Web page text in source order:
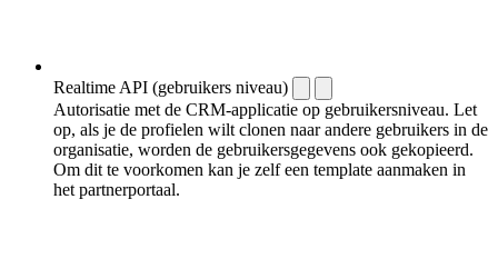
Realtime API (gebruikers niveau)
Autorisatie met de CRM-applicatie op gebruikersniveau. Let
op, als je de profielen wilt clonen naar andere gebruikers in de
organisatie, worden de gebruikersgegevens ook gekopieerd.
Om dit te voorkomen kan je zelf een template aanmaken in
het partnerportaal.